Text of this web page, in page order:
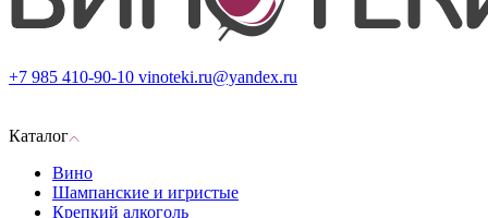
+7 985 410-90-10 vinoteki.ru@yandex.ru
Каталог
Вино
Шампанские и игристые
Крепкий алкоголь